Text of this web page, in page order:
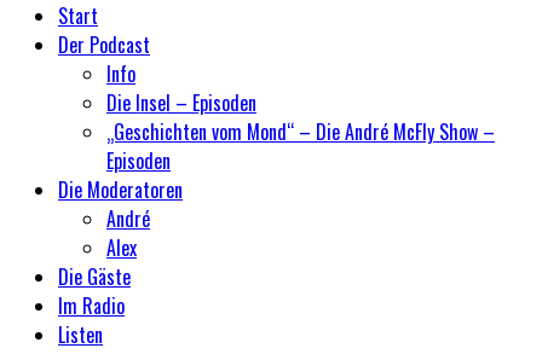
Start
Der Podcast
Info
Die Insel – Episoden
„Geschichten vom Mond“ – Die André McFly Show –
Episoden
Die Moderatoren
André
Alex
Die Gäste
Im Radio
Listen